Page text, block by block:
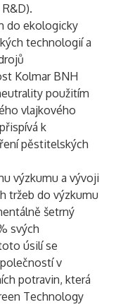
do ekologicky
technologií a
Kolmar BNH
použitím
vlajkového
k
pěstitelských
výzkumu a vývoji
tržeb do výzkumu
šetrný
svých
úsilí se
v
potravin, která
Technology